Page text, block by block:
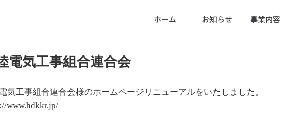
ホーム お知らせ 事業内容
電気工事組合連合会
気工事組合連合会様のホームページリニューアルをいたしました。
www.hdkkr.jp/